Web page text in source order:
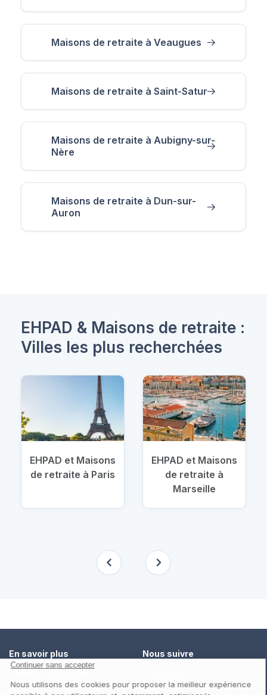
Maisons de retraite à Veaugues
Maisons de retraite à Saint-Satur
Maisons de retraite à Aubigny-sur-
Nère
Maisons de retraite à Dun-sur-
Auron
EHPAD & Maisons de retraite :
Villes les plus recherchées
EHPAD et Maisons
de retraite à Paris
EHPAD et Maisons
de retraite à
Marseille
En savoir plus
Un service de confiance
Nous suivre
Twitter